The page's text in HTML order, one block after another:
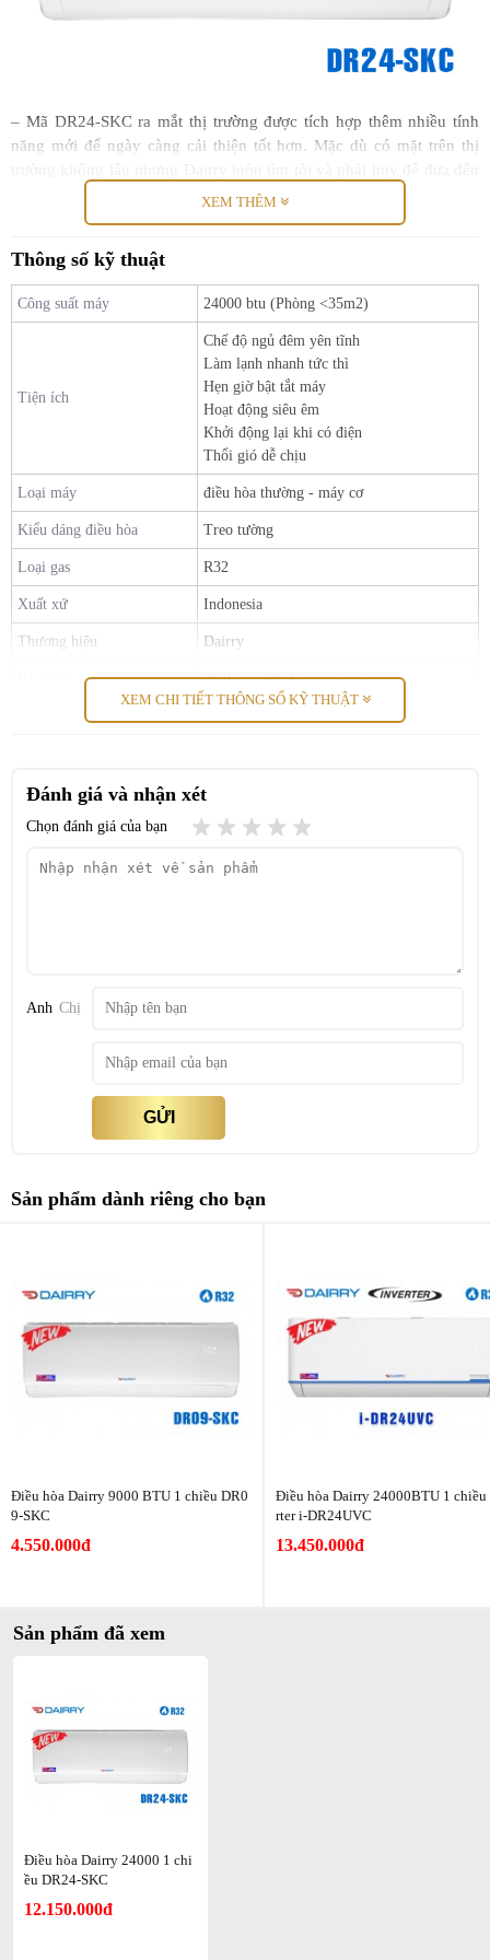
– Mã DR24-SKC ra mắt thị trường được tích hợp thêm nhiều tính
năng mới để ngày càng cải thiện tốt hơn. Mặc dù có mặt trên thị
cho người tiêu dùng những sản phẩm tốt nhất.
và nhập khẩu chính hãng từ Indonesia. Sau đây mời các bạn tham
khảo chức năng vô cùng đặc biệt của chiếc điều hòa Dairry này.
Điều hòa Dairry 24000BTU 1 chiều DR24-SKC
DR24-SKC 24000BTU 1 chiều
sản xuất và nhập khẩu chính hãng từ Indonesia được ra mắt thị
Dairry – Thương hiệu điều hòa của Hàn Quốc.
đẹp và đầy kiêu hãnh, nơi sản sinh ra rất nhiều thương hiệu nổi
– Máy điều hòa Dairry sản xuất lắp ráp tại Indonesia đạt tiêu chuẩn
Quốc tế ISO 9001 và có mặt tại nhiều thị trường như Trung Đông,
đầu năm 2020 và đã tạo ra được sự thu hút mạnh mẽ đối với đa số
–Điều hòaDairry DR-24SKC mang đường nét tinh tế, hiện đại,
bừng sáng.
XEM THÊM
Thông số kỹ thuật
Công suất máy 24000 btu (Phòng <35m2)
Tiện ích
Chế độ ngủ đêm yên tĩnh
Làm lạnh nhanh tức thì
Hẹn giờ bật tắt máy
Hoạt động siêu êm
Khởi động lại khi có điện
Thổi gió dễ chịu
Loại máy điều hòa thường - máy cơ
Kiểu dáng điều hòa Treo tường
Loại gas R32
Xuất xứ Indonesia
Thương hiệu Dairry
36 tháng, 60 tháng máy nén
XEM CHI TIẾT THÔNG SỐ KỸ THUẬT
Đánh giá và nhận xét
Chọn đánh giá của bạn
Anh Chị
GỬI
Sản phẩm dành riêng cho bạn
Điều hòa Dairry 9000 BTU 1 chiều DR0
9-SKC
4.550.000đ
Điều hòa Dairry 24000BTU 1 chiều
rter i-DR24UVC
13.450.000đ
Sản phẩm đã xem
Điều hòa Dairry 24000 1 chi
ều DR24-SKC
12.150.000đ